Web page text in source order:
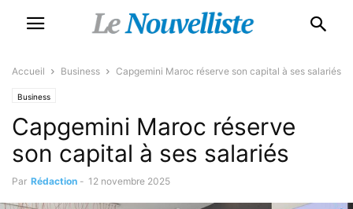
Accueil Business Capgemini Maroc réserve son capital à ses salariés
Business
Capgemini Maroc réserve
son capital à ses salariés
Par Rédaction - 12 novembre 2025